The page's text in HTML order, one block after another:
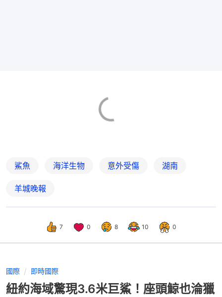
鯊魚 海洋生物 意外受傷 湖南
羊城晚報
7 0 8 10 0
國際 即時國際
紐約海域驚現3.6米巨鯊！座頭鯨也淪獵